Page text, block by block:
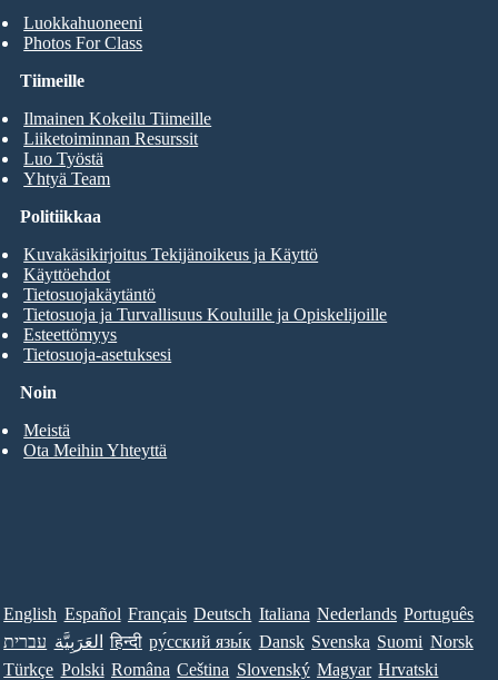
Luokkahuoneeni
Photos For Class
Tiimeille
Ilmainen Kokeilu Tiimeille
Liiketoiminnan Resurssit
Luo Työstä
Yhtyä Team
Noin
Meistä
Ota Meihin Yhteyttä
Politiikkaa
Kuvakäsikirjoitus Tekijänoikeus ja Käyttö
Käyttöehdot
Tietosuojakäytäntö
Tietosuoja ja Turvallisuus Kouluille ja Opiskelijoille
Esteettömyys
Tietosuoja-asetuksesi
English Español Français Deutsch Italiana Nederlands Português
עברית العَرَبِيَّة हिन्दी ру́сский язы́к Dansk Svenska Suomi Norsk
Türkçe Polski Româna Ceština Slovenský Magyar Hrvatski